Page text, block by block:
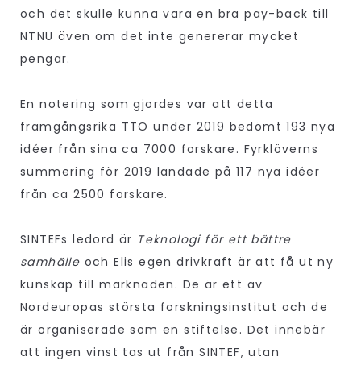
och det skulle kunna vara en bra pay-back till
NTNU även om det inte genererar mycket
pengar.
En notering som gjordes var att detta
framgångsrika TTO under 2019 bedömt 193 nya
idéer från sina ca 7000 forskare. Fyrklöverns
summering för 2019 landade på 117 nya idéer
från ca 2500 forskare.
SINTEFs ledord är Teknologi för ett bättre
samhälle och Elis egen drivkraft är att få ut ny
kunskap till marknaden. De är ett av
Nordeuropas största forskningsinstitut och de
är organiserade som en stiftelse. Det innebär
att ingen vinst tas ut från SINTEF, utan